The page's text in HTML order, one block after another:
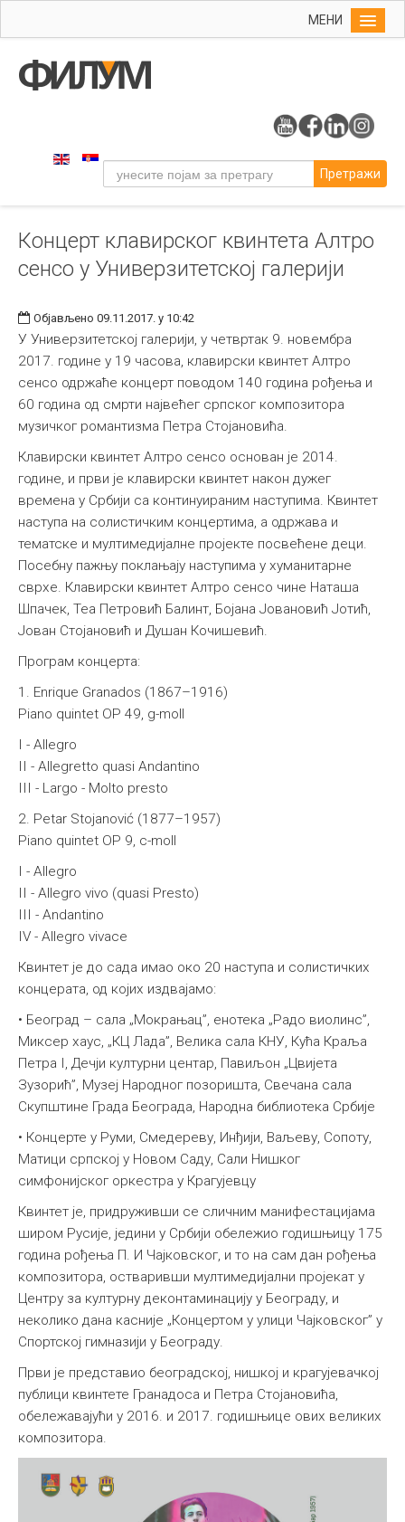
МЕНИ
Упис
Уметност
Музичка уметност
Примењена и ликовна уметност
Издаваштво
Библиотека
Студенти
Међународна
Претражи
Концерт клавирског квинтета Алтро
сенсо у Универзитетској галерији
Објављено 09.11.2017. у 10:42
У Универзитетској галерији, у четвртак 9. новембра
2017. године у 19 часова, клавирски квинтет Алтро
сенсо одржаће концерт поводом 140 година рођења и
60 година од смрти највећег српског композитора
музичког романтизма Петра Стојановића.
Клавирски квинтет Алтро сенсо основан је 2014.
године, и први је клавирски квинтет након дужег
времена у Србији са континуираним наступима. Квинтет
наступа на солистичким концертима, а одржава и
тематске и мултимедијалне пројекте посвећене деци.
Посебну пажњу поклањају наступима у хуманитарне
сврхе. Клавирски квинтет Алтро сенсо чине Наташа
Шпачек, Теа Петровић Балинт, Бојана Јовановић Јотић,
Јован Стојановић и Душан Кочишевић.
Програм концерта:
1. Enrique Granados (1867–1916)
Piano quintet OP 49, g-moll
I - Allegro
II - Allegretto quasi Andantino
III - Largo - Molto presto
2. Petar Stojanović (1877–1957)
Piano quintet OP 9, c-moll
I - Allegro
II - Allegro vivo (quasi Presto)
III - Andantino
IV - Allegro vivace
Квинтет је до сада имао око 20 наступа и солистичких
концерата, од којих издвајамо:
• Београд – сала „Мокрањац”, енотека „Радо виолинс”,
Миксер хаус, „КЦ Лада”, Велика сала КНУ, Кућа Краља
Петра I, Дечји културни центар, Павиљон „Цвијета
Зузорић”, Музеј Народног позоришта, Свечана сала
Скупштине Града Београда, Народна библиотека Србије
• Концерте у Руми, Смедереву, Инђији, Ваљеву, Сопоту,
Матици српској у Новом Саду, Сали Нишког
симфонијског оркестра у Крагујевцу
Квинтет је, придруживши се сличним манифестацијама
широм Русије, једини у Србији обележио годишњицу 175
година рођења П. И Чајковског, и то на сам дан рођења
композитора, остваривши мултимедијални пројекат у
Центру за културну деконтаминацију у Београду, и
неколико дана касније „Концертом у улици Чајковског” у
Спортској гимназији у Београду.
Први је представио београдској, нишкој и крагујевачкој
публици квинтете Гранадоса и Петра Стојановића,
обележавајући у 2016. и 2017. годишњице ових великих
композитора.